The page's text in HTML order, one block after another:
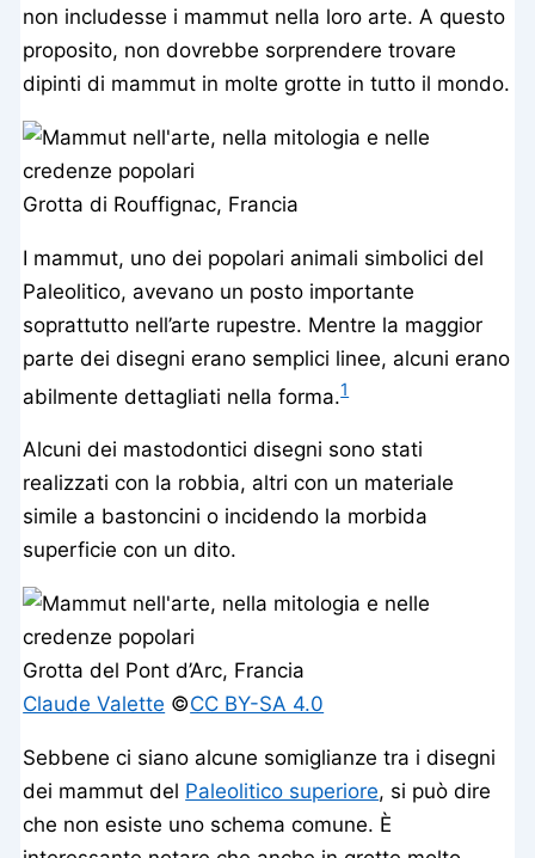
non includesse i mammut nella loro arte. A questo
proposito, non dovrebbe sorprendere trovare
dipinti di mammut in molte grotte in tutto il mondo.
Grotta di Rouffignac, Francia
I mammut, uno dei popolari animali simbolici del
Paleolitico, avevano un posto importante
soprattutto nell’arte rupestre. Mentre la maggior
parte dei disegni erano semplici linee, alcuni erano
abilmente dettagliati nella forma.1
Alcuni dei mastodontici disegni sono stati
realizzati con la robbia, altri con un materiale
simile a bastoncini o incidendo la morbida
superficie con un dito.
Grotta del Pont d’Arc, Francia
Claude Valette ©️CC BY-SA 4.0
Sebbene ci siano alcune somiglianze tra i disegni
dei mammut del Paleolitico superiore, si può dire
che non esiste uno schema comune. È